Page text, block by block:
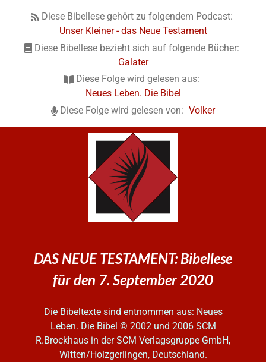
Diese Bibellese gehört zu folgendem Podcast:
Unser Kleiner - das Neue Testament
Diese Bibellese bezieht sich auf folgende Bücher:
Galater
Diese Folge wird gelesen aus:
Neues Leben. Die Bibel
Diese Folge wird gelesen von: Volker
DAS NEUE TESTAMENT: Bibellese
für den 7. September 2020
Die Bibeltexte sind entnommen aus: Neues
Leben. Die Bibel © 2002 und 2006 SCM
R.Brockhaus in der SCM Verlagsgruppe GmbH,
Witten/Holzgerlingen, Deutschland.